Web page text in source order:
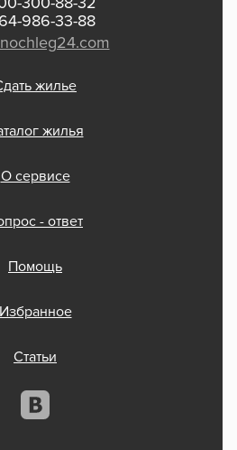
300-88-32
986-33-88
жилье
жилья
О сервисе
- ответ
Помощь
Избранное
Статьи